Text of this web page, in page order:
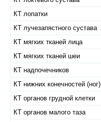
КТ лопатки
КТ лучезапястного сустава
КТ мягких тканей лица
КТ мягких тканей шеи
КТ надпочечников
КТ нижних конечностей (ног)
КТ органов грудной клетки
КТ органов малого таза